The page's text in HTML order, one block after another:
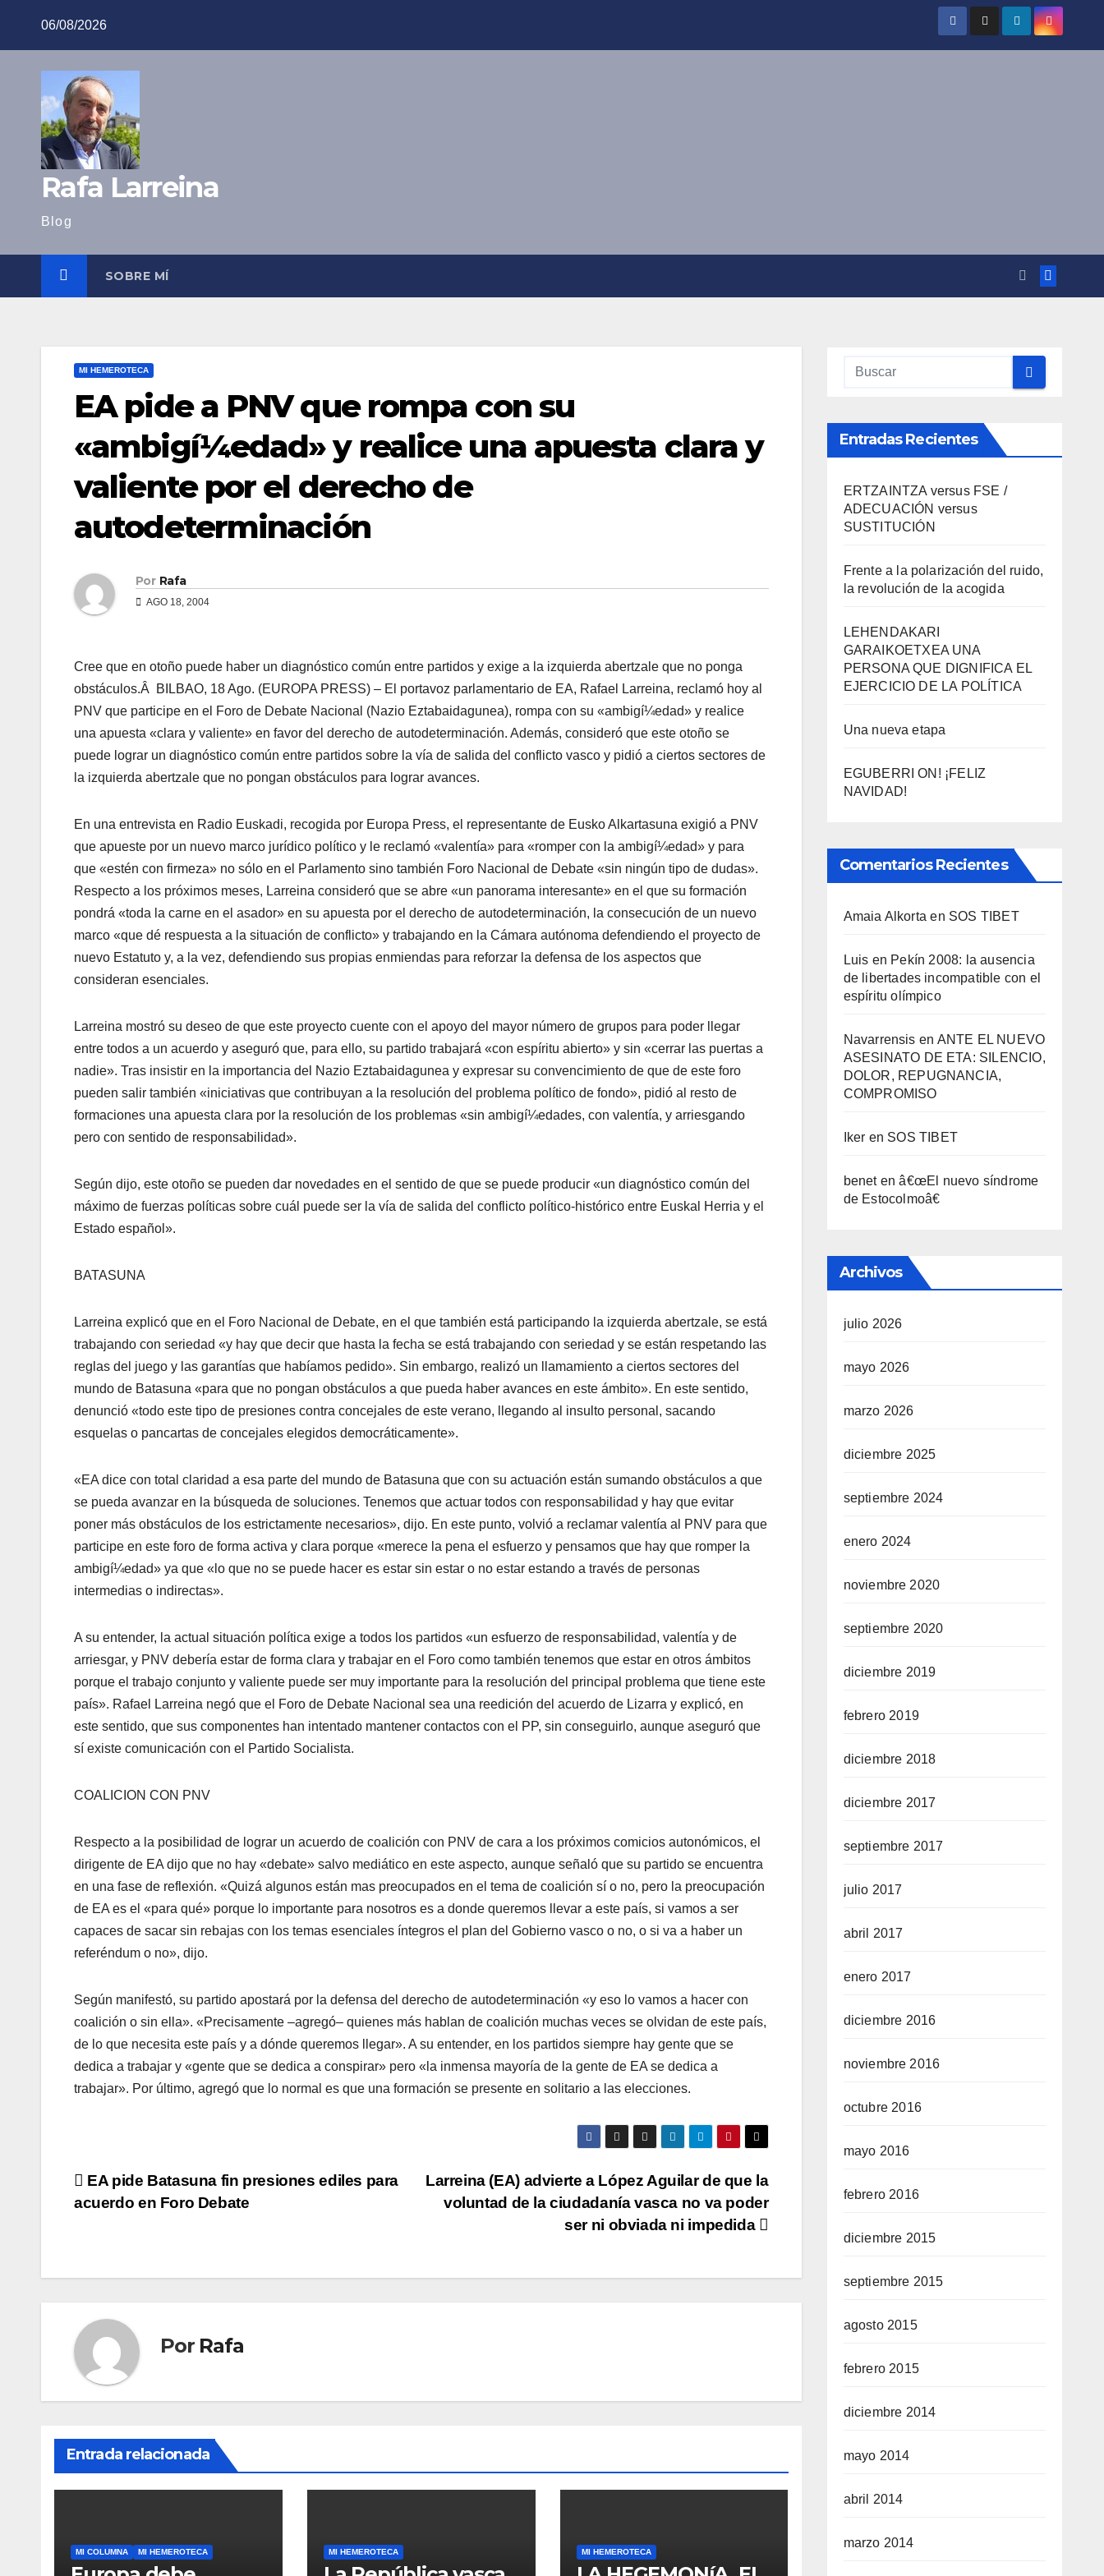
06/08/2026
Rafa Larreina
Blog
SOBRE MÍ
MI HEMEROTECA
EA pide a PNV que rompa con su
«ambigí¼edad» y realice una apuesta clara y
valiente por el derecho de
autodeterminación
Por Rafa
AGO 18, 2004
Cree que en otoño puede haber un diagnóstico común entre partidos y exige a la izquierda abertzale que no ponga
obstáculos.Â
BILBAO, 18 Ago. (EUROPA PRESS) – El portavoz parlamentario de EA, Rafael Larreina, reclamó hoy al
PNV que participe en el Foro de Debate Nacional (Nazio Eztabaidagunea), rompa con su «ambigí¼edad» y realice
una apuesta «clara y valiente» en favor del derecho de autodeterminación. Además, consideró que este otoño se
puede lograr un diagnóstico común entre partidos sobre la ví­a de salida del conflicto vasco y pidió a ciertos sectores de
la izquierda abertzale que no pongan obstáculos para lograr avances.
En una entrevista en Radio Euskadi, recogida por Europa Press, el representante de Eusko Alkartasuna exigió a PNV
que apueste por un nuevo marco jurí­dico polí­tico y le reclamó «valentí­a» para «romper con la ambigí¼edad» y para
que «estén con firmeza» no sólo en el Parlamento sino también Foro Nacional de Debate «sin ningún tipo de dudas».
Respecto a los próximos meses, Larreina consideró que se abre «un panorama interesante» en el que su formación
pondrá «toda la carne en el asador» en su apuesta por el derecho de autodeterminación, la consecución de un nuevo
marco «que dé respuesta a la situación de conflicto» y trabajando en la Cámara autónoma defendiendo el proyecto de
nuevo Estatuto y, a la vez, defendiendo sus propias enmiendas para reforzar la defensa de los aspectos que
consideran esenciales.
Larreina mostró su deseo de que este proyecto cuente con el apoyo del mayor número de grupos para poder llegar
entre todos a un acuerdo y aseguró que, para ello, su partido trabajará «con espí­ritu abierto» y sin «cerrar las puertas a
nadie». Tras insistir en la importancia del Nazio Eztabaidagunea y expresar su convencimiento de que de este foro
pueden salir también «iniciativas que contribuyan a la resolución del problema polí­tico de fondo», pidió al resto de
formaciones una apuesta clara por la resolución de los problemas «sin ambigí¼edades, con valentí­a, y arriesgando
pero con sentido de responsabilidad».
Según dijo, este otoño se pueden dar novedades en el sentido de que se puede producir «un diagnóstico común del
máximo de fuerzas polí­ticas sobre cuál puede ser la ví­a de salida del conflicto polí­tico-histórico entre Euskal Herria y el
Estado español».
BATASUNA
Larreina explicó que en el Foro Nacional de Debate, en el que también está participando la izquierda abertzale, se está
trabajando con seriedad «y hay que decir que hasta la fecha se está trabajando con seriedad y se están respetando las
reglas del juego y las garantí­as que habí­amos pedido». Sin embargo, realizó un llamamiento a ciertos sectores del
mundo de Batasuna «para que no pongan obstáculos a que pueda haber avances en este ámbito». En este sentido,
denunció «todo este tipo de presiones contra concejales de este verano, llegando al insulto personal, sacando
esquelas o pancartas de concejales elegidos democráticamente».
«EA dice con total claridad a esa parte del mundo de Batasuna que con su actuación están sumando obstáculos a que
se pueda avanzar en la búsqueda de soluciones. Tenemos que actuar todos con responsabilidad y hay que evitar
poner más obstáculos de los estrictamente necesarios», dijo. En este punto, volvió a reclamar valentí­a al PNV para que
participe en este foro de forma activa y clara porque «merece la pena el esfuerzo y pensamos que hay que romper la
ambigí¼edad» ya que «lo que no se puede hacer es estar sin estar o no estar estando a través de personas
intermedias o indirectas».
A su entender, la actual situación polí­tica exige a todos los partidos «un esfuerzo de responsabilidad, valentí­a y de
arriesgar, y PNV deberí­a estar de forma clara y trabajar en el Foro como también tenemos que estar en otros ámbitos
porque el trabajo conjunto y valiente puede ser muy importante para la resolución del principal problema que tiene este
paí­s». Rafael Larreina negó que el Foro de Debate Nacional sea una reedición del acuerdo de Lizarra y explicó, en
este sentido, que sus componentes han intentado mantener contactos con el PP, sin conseguirlo, aunque aseguró que
sí­ existe comunicación con el Partido Socialista.
COALICION CON PNV
Respecto a la posibilidad de lograr un acuerdo de coalición con PNV de cara a los próximos comicios autonómicos, el
dirigente de EA dijo que no hay «debate» salvo mediático en este aspecto, aunque señaló que su partido se encuentra
en una fase de reflexión. «Quizá algunos están mas preocupados en el tema de coalición sí­ o no, pero la preocupación
de EA es el «para qué» porque lo importante para nosotros es a donde queremos llevar a este paí­s, si vamos a ser
capaces de sacar sin rebajas con los temas esenciales í­ntegros el plan del Gobierno vasco o no, o si va a haber un
referéndum o no», dijo.
Según manifestó, su partido apostará por la defensa del derecho de autodeterminación «y eso lo vamos a hacer con
coalición o sin ella». «Precisamente –agregó– quienes más hablan de coalición muchas veces se olvidan de este paí­s,
de lo que necesita este paí­s y a dónde queremos llegar». A su entender, en los partidos siempre hay gente que se
dedica a trabajar y «gente que se dedica a conspirar» pero «la inmensa mayorí­a de la gente de EA se dedica a
trabajar». Por último, agregó que lo normal es que una formación se presente en solitario a las elecciones.
Navegación
Larreina (EA) advierte a López Aguilar de que la
voluntad de la ciudadaní­a vasca no va poder
ser ni obviada ni impedida
EA pide Batasuna fin presiones ediles para
acuerdo en Foro Debate
Por Rafa
Entrada relacionada
MI COLUMNA MI HEMEROTECA MI HEMEROTECA MI HEMEROTECA
Entradas Recientes
ERTZAINTZA versus FSE /
ADECUACIÓN versus
SUSTITUCIÓN
Frente a la polarización del ruido,
la revolución de la acogida
LEHENDAKARI
GARAIKOETXEA UNA
PERSONA QUE DIGNIFICA EL
EJERCICIO DE LA POLÍTICA
Una nueva etapa
EGUBERRI ON! ¡FELIZ
NAVIDAD!
Comentarios Recientes
Amaia Alkorta en SOS TIBET
Luis en Pekí­n 2008: la ausencia
de libertades incompatible con el
espí­ritu olí­mpico
Navarrensis en ANTE EL NUEVO
ASESINATO DE ETA: SILENCIO,
DOLOR, REPUGNANCIA,
COMPROMISO
Iker en SOS TIBET
benetenâ€œEl nuevo sí­ndrome
de Estocolmoâ€
Archivos
julio 2026
mayo 2026
marzo 2026
diciembre 2025
septiembre 2024
enero 2024
noviembre 2020
septiembre 2020
diciembre 2019
febrero 2019
diciembre 2018
diciembre 2017
septiembre 2017
julio 2017
abril 2017
enero 2017
diciembre 2016
noviembre 2016
octubre 2016
mayo 2016
febrero 2016
diciembre 2015
septiembre 2015
agosto 2015
febrero 2015
diciembre 2014
mayo 2014
abril 2014
marzo 2014